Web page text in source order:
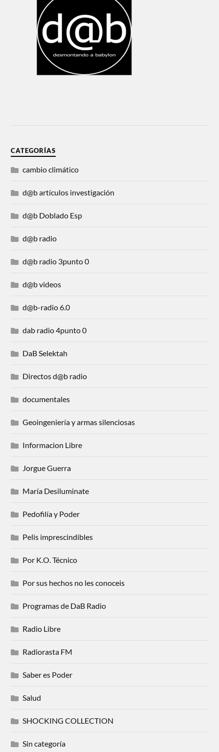
CATEGORÍAS
cambio climático
d@b artículos investigación
d@b Doblado Esp
d@b radio
d@b radio 3punto 0
d@b videos
d@b-radio 6.0
dab radio 4punto 0
DaB Selektah
Directos d@b radio
documentales
Geoingeniería y armas silenciosas
Informacion Libre
Jorgue Guerra
María Desiluminate
Pedofilía y Poder
Pelis imprescindibles
Por K.O. Técnico
Por sus hechos no les conoceis
Programas de DaB Radio
Radio Libre
Radiorasta FM
Saber es Poder
Salud
SHOCKING COLLECTION
Sin categoría